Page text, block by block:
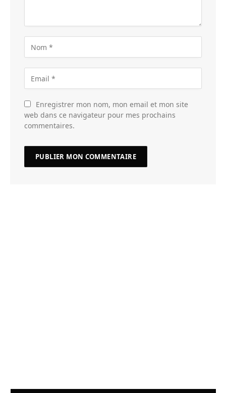
Enregistrer mon nom, mon email et mon site
web dans ce navigateur pour mes prochains
commentaires.